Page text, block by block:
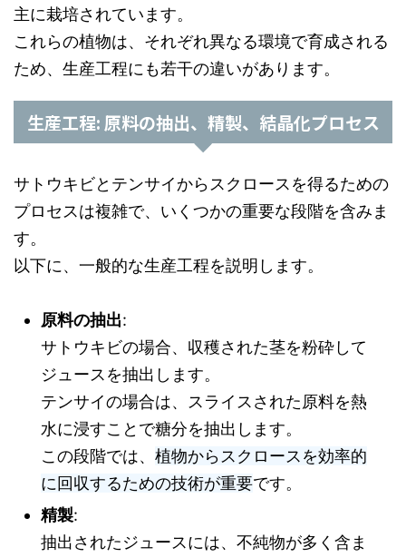
主に栽培されています。
これらの植物は、それぞれ異なる環境で育成される
ため、生産工程にも若干の違いがあります。
生産工程: 原料の抽出、精製、結晶化プロセス
サトウキビとテンサイからスクロースを得るための
プロセスは複雑で、いくつかの重要な段階を含みま
す。
以下に、一般的な生産工程を説明します。
原料の抽出:
サトウキビの場合、収穫された茎を粉砕して
ジュースを抽出します。
テンサイの場合は、スライスされた原料を熱
水に浸すことで糖分を抽出します。
この段階では、 植物からスクロースを効率的
に回収するための技術が重要です。
精製:
抽出されたジュースには、不純物が多く含ま